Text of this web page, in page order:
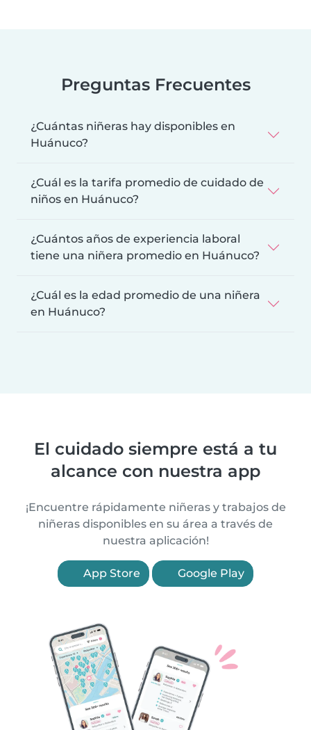
Preguntas Frecuentes
¿Cuántas niñeras hay disponibles en
Huánuco?
¿Cuál es la tarifa promedio de cuidado de
niños en Huánuco?
¿Cuántos años de experiencia laboral
tiene una niñera promedio en Huánuco?
¿Cuál es la edad promedio de una niñera
en Huánuco?
El cuidado siempre está a tu
alcance con nuestra app
¡Encuentre rápidamente niñeras y trabajos de
niñeras disponibles en su área a través de
nuestra aplicación!
App Store Google Play